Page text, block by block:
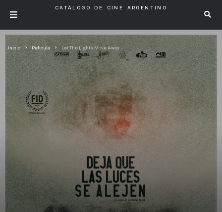
CATÁLOGO DE CINE ARGENTINO
Inicio Pelicula Let The Lights Move Away